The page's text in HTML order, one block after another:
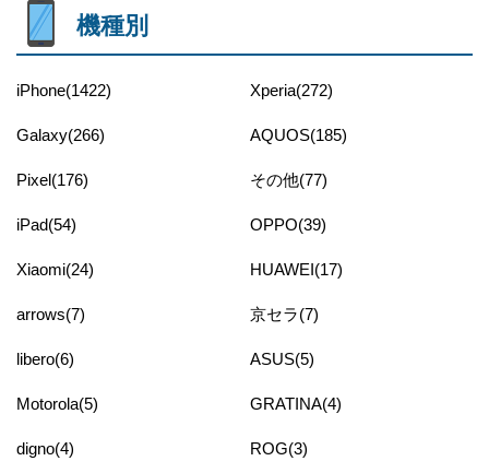
機種別
iPhone(1422) Xperia(272)
Galaxy(266) AQUOS(185)
Pixel(176) その他(77)
iPad(54) OPPO(39)
Xiaomi(24) HUAWEI(17)
arrows(7) 京セラ(7)
libero(6) ASUS(5)
Motorola(5) GRATINA(4)
digno(4) ROG(3)